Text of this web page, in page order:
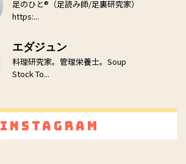
足のひと®（足読み師/足裏研究家）
https:...
エダジュン
料理研究家。管理栄養士。Soup
Stock To...
Instagram